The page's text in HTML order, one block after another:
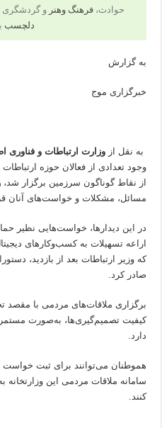
حوادث، فرهنگ وهنر و گردشگری
دلچسب
به گزارش
خبرگزاری موج
به نقل ازوزارت ارتباطات و فناوری
وجود تعدادی از فعالان حوزه
از نقاط گوناگون سرزمین برگزار شد،
مسائل، مشکلات و خواست‌های آنان
در این دیدارها، خواست‌هایی نظیر
اراعه تسهیلات به کسب‌وکارهای
که وزیر ارتباطات بعد از بازدید،
صادر کرد.
برگزاری ملاقات‌های مردمی با مقصد
کیفیت تصمیم‌گیری‌ها، به‌صورت مستمر
دارد.
هموطنان می‌توانند برای ثبت خواست
کنند.